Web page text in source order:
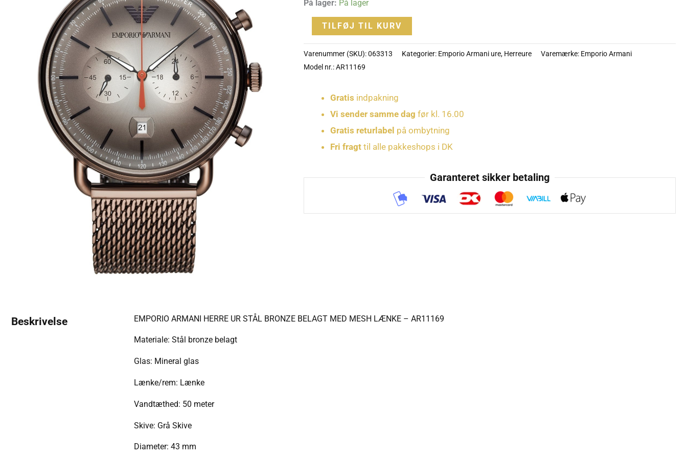
3.395 kr..
På lager: På lager
antal
TILFØJ TIL KURV
Varenummer (SKU):063313 Kategorier: Emporio Armani ure, Herreure Varemærke: Emporio Armani
Model nr.: AR11169
Gratis indpakning
Vi sender samme dag før kl. 16.00
Gratis returlabel på ombytning
Fri fragttil alle pakkeshops i DK
Garanteret sikker betaling
Beskrivelse EMPORIO ARMANI HERRE UR STÅL BRONZE BELAGT MED MESH LÆNKE – AR11169
Materiale: Stål bronze belagt
Glas: Mineral glas
Lænke/rem: Lænke
Vandtæthed: 50 meter
Skive: Grå Skive
Diameter: 43 mm